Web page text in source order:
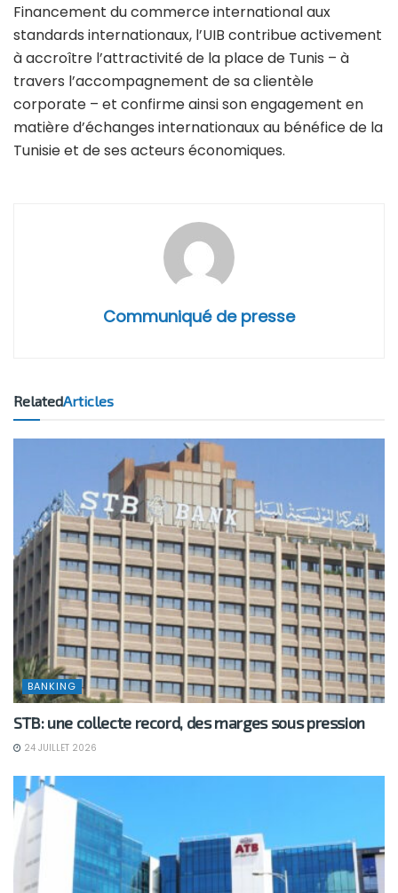
Financement du commerce international aux
standards internationaux, l’UIB contribue activement
à accroître l’attractivité de la place de Tunis – à
travers l’accompagnement de sa clientèle
corporate – et confirme ainsi son engagement en
matière d’échanges internationaux au bénéfice de la
Tunisie et de ses acteurs économiques.
Communiqué de presse
RelatedArticles
BANKING
STB: une collecte record, des marges sous pression
24 JUILLET 2026